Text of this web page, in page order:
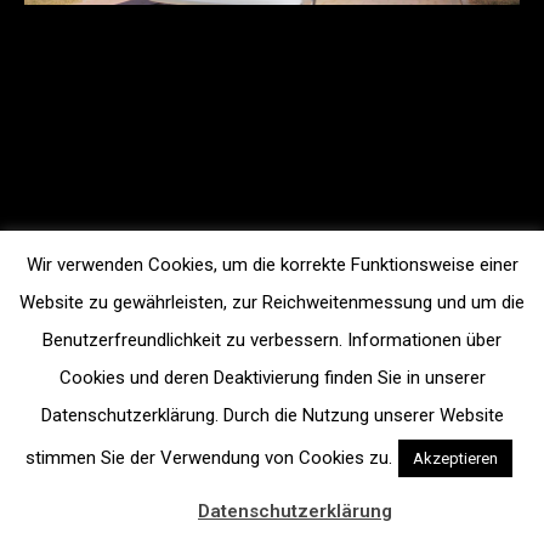
Wir verwenden Cookies, um die korrekte Funktionsweise einer
Website zu gewährleisten, zur Reichweitenmessung und um die
Benutzerfreundlichkeit zu verbessern. Informationen über
Cookies und deren Deaktivierung finden Sie in unserer
Datenschutzerklärung. Durch die Nutzung unserer Website
stimmen Sie der Verwendung von Cookies zu.
Akzeptieren
Datenschutzerklärung